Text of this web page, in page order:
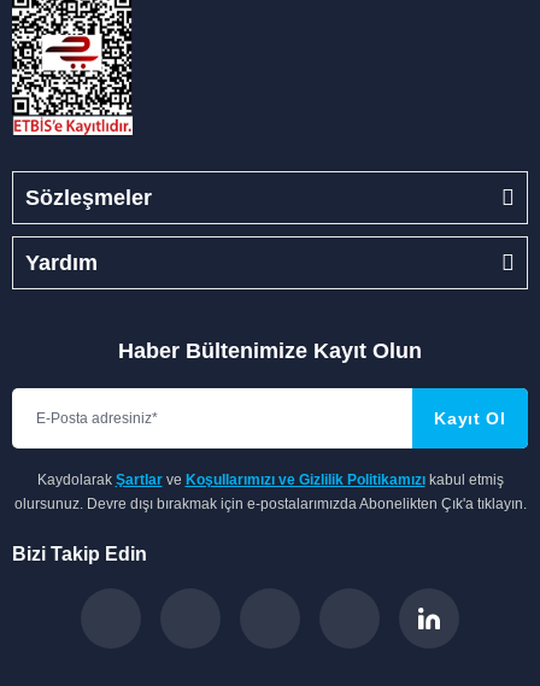
Sözleşmeler
Yardım
Haber Bültenimize Kayıt Olun
Kayıt Ol
Kaydolarak Şartlarve Koşullarımızı ve Gizlilik Politikamızıkabul etmiş
olursunuz. Devre dışı bırakmak için e-postalarımızda Abonelikten Çık'a tıklayın.
Bizi Takip Edin